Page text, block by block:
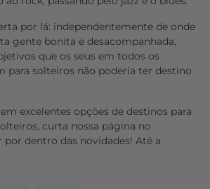
por lá: independentemente de onde
gente bonita e desacompanhada,
que os seus em todos os
para solteiros não poderia ter destino
excelentes opções de destinos para
curta nossa página no
por dentro das novidades! Até a